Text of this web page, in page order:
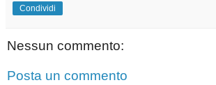
Condividi
Nessun commento:
Posta un commento